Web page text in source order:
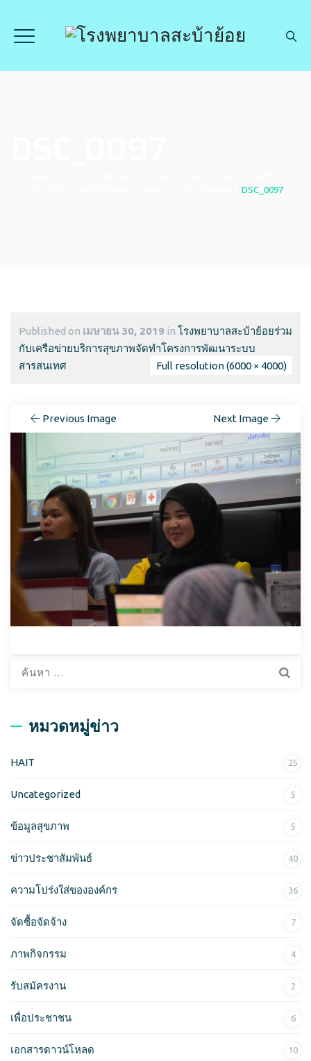
DSC_0097
Published on เมษายน 30, 2019 in โรงพยาบาลสะบ้าย้อยร่วม
กับเครือข่ายบริการสุขภาพจัดทำโครงการพัฒนาระบบ
สารสนเทศ
Full resolution (6000 × 4000)
Previous Image Next Image
รั
หมวดหมู่ข่าว
HAIT 25
Uncategorized 5
ข้อมูลสุขภาพ 5
ข่าวประชาสัมพันธ์ 40
ความโปร่งใส่ขององค์กร 36
จัดซื้อจัดจ้าง 7
ภาพกิจกรรม 4
รับสมัครงาน 2
เพื่อประชาชน 6
เอกสารดาวน์โหลด 10